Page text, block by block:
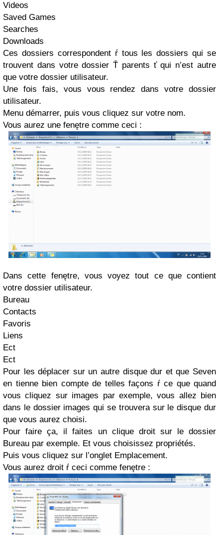
Videos
Saved Games
Searches
Downloads
Ces dossiers correspondent ŕ tous les dossiers qui se
trouvent dans votre dossier Ť parents ť qui n’est autre
que votre dossier utilisateur.
Une fois fais, vous vous rendez dans votre dossier
utilisateur.
Menu démarrer, puis vous cliquez sur votre nom.
Vous aurez une fenętre comme ceci :
Dans cette fenętre, vous voyez tout ce que contient
votre dossier utilisateur.
Bureau
Contacts
Favoris
Liens
Ect
Ect
Pour les déplacer sur un autre disque dur et que Seven
en tienne bien compte de telles façons ŕ ce que quand
vous cliquez sur images par exemple, vous allez bien
dans le dossier images qui se trouvera sur le disque dur
que vous aurez choisi.
Pour faire ça, il faites un clique droit sur le dossier
Bureau par exemple. Et vous choisissez propriétés.
Puis vous cliquez sur l’onglet Emplacement.
Vous aurez droit ŕ ceci comme fenętre :